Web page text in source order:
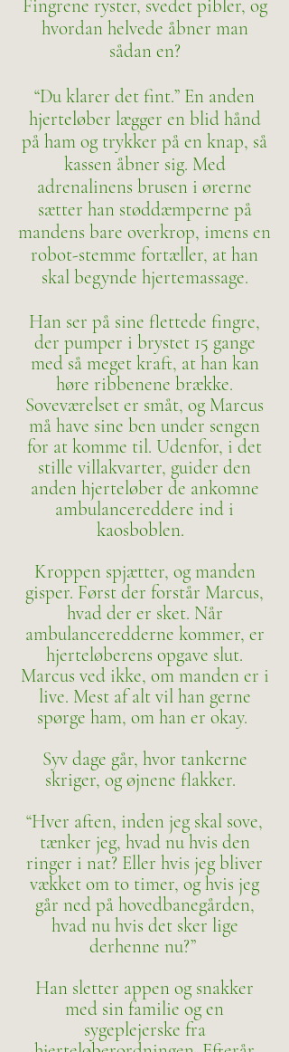
Fingrene ryster, svedet pibler, og
hvordan helvede åbner man
sådan en?
“Du klarer det fint.” En anden
hjerteløber lægger en blid hånd
på ham og trykker på en knap, så
kassen åbner sig. Med
adrenalinens brusen i ørerne
sætter han støddæmperne på
mandens bare overkrop, imens en
robot-stemme fortæller, at han
skal begynde hjertemassage.
Han ser på sine flettede fingre,
der pumper i brystet 15 gange
med så meget kraft, at han kan
høre ribbenene brække.
Soveværelset er småt, og Marcus
må have sine ben under sengen
for at komme til. Udenfor, i det
stille villakvarter, guider den
anden hjerteløber de ankomne
ambulancereddere ind i
kaosboblen.
Kroppen spjætter, og manden
gisper. Først der forstår Marcus,
hvad der er sket. Når
ambulanceredderne kommer, er
hjerteløberens opgave slut.
Marcus ved ikke, om manden er i
live. Mest af alt vil han gerne
spørge ham, om han er okay.
Syv dage går, hvor tankerne
skriger, og øjnene flakker.
“Hver aften, inden jeg skal sove,
tænker jeg, hvad nu hvis den
ringer i nat? Eller hvis jeg bliver
vækket om to timer, og hvis jeg
går ned på hovedbanegården,
hvad nu hvis det sker lige
derhenne nu?”
Han sletter appen og snakker
med sin familie og en
sygeplejerske fra